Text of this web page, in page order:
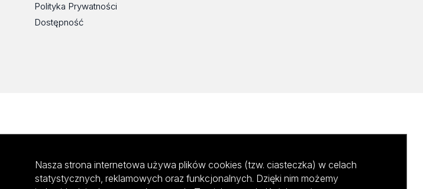
Polityka Prywatności
Dostępność
Nasza strona internetowa używa plików cookies (tzw. ciasteczka) w celach
statystycznych, reklamowych oraz funkcjonalnych. Dzięki nim możemy